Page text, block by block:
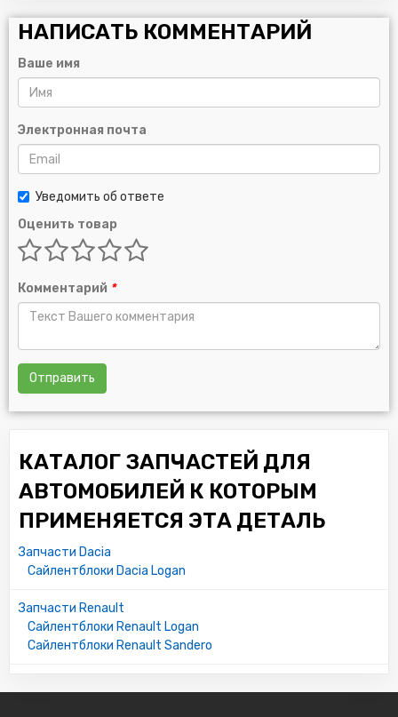
НАПИСАТЬ КОММЕНТАРИЙ
Ваше имя
Электронная почта
Уведомить об ответе
Оценить товар
Комментарий *
Отправить
КАТАЛОГ ЗАПЧАСТЕЙ ДЛЯ
АВТОМОБИЛЕЙ К КОТОРЫМ
ПРИМЕНЯЕТСЯ ЭТА ДЕТАЛЬ
Запчасти Dacia
Сайлентблоки Dacia Logan
Запчасти Renault
Сайлентблоки Renault Logan
Сайлентблоки Renault Sandero